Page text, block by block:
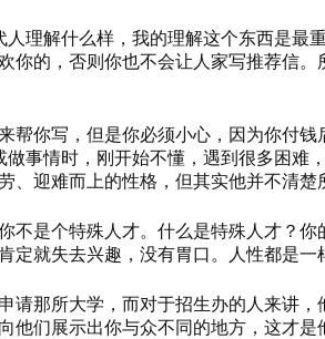
理解什么样，我的理解这个东西是
你的，否则你也不会让人家写推荐信
你写，但是你必须小心，因为你付
事情时，刚开始不懂，遇到很多困
迎难而上的性格，但其实他并不清楚
不是个特殊人才。什么是特殊人才？
就失去兴趣，没有胃口。人性都是
请那所大学，而对于招生办的人来讲
他们展示出你与众不同的地方，这才